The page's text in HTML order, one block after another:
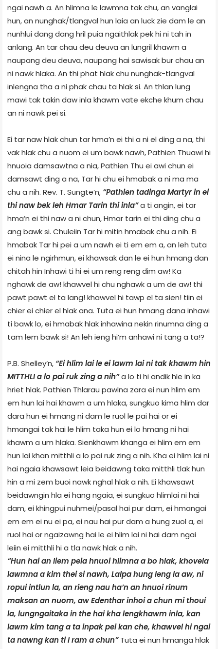
ngai nawh a. An hlimna le lawmna tak chu, an vanglai
hun, an nunghak/tlangval hun laia an luck zie dam le an
nunhlui dang dang hril puia ngaithlak pek hi ni tah in
anlang. An tar chau deu deuva an lungril khawm a
naupang deu deuva, naupang hai sawisak bur chau an
ni nawk hlaka. An thi phat hlak chu nunghak-tlangval
inlengna tha a ni phak chau ta hlak si. An thlan lung
mawi tak takin daw inla khawm vate ekche khum chau
an ni nawk pei si.
Ei tar naw hlak chun tar hma’n ei thi a ni el ding a na, thi
vak hlak chu a nuom ei um bawk nawh, Pathien Thuawi hi
hnuoia damsawtna a nia, Pathien Thu ei awi chun ei
damsawt ding a na, Tar hi chu ei hmabak a ni ma ma
chu a nih. Rev. T. Sungte’n, “Pathien tadinga Martyr in ei
thi naw bek leh Hmar Tarin thi inla”a ti angin, ei tar
hma’n ei thi naw a ni chun, Hmar tarin ei thi ding chu a
ang bawk si. Chuleiin Tar hi mitin hmabak chu a nih. Ei
hmabak Tar hi pei a um nawh ei ti em em a, an leh tuta
ei nina le ngirhmun, ei khawsak dan le ei hun hmang dan
chitah hin Inhawi ti hi ei um reng reng dim aw! Ka
nghawk de aw! khawvel hi chu nghawk a um de aw! thi
pawt pawt el ta lang! khawvel hi tawp el ta sien! tiin ei
chier ei chier el hlak ana. Tuta ei hun hmang dana inhawi
ti bawk lo, ei hmabak hlak inhawina nekin rinumna ding a
tam lem bawk si! An leh ieng hi’m anhawi ni tang a ta!?
P.B. Shelley’n, “Ei hlim lai le ei lawm lai ni tak khawm hin
MITTHLI a lo pai ruk zing a nih”a lo ti hi andik hle in ka
hriet hlak. Pathien Thlarau pawlna zara ei nun hlim em
em hun lai hai khawm a um hlaka, sungkuo kima hlim dar
dara hun ei hmang ni dam le ruol le pai hai or ei
hmangai tak hai le hlim taka hun ei lo hmang ni hai
khawm a um hlaka. Sienkhawm khanga ei hlim em em
hun lai khan mitthli a lo pai ruk zing a nih. Kha ei hlim lai ni
hai ngaia khawsawt leia beidawng taka mitthli tlak hun
hin a mi zem buoi nawk nghal hlak a nih. Ei khawsawt
beidawngin hla ei hang ngaia, ei sungkuo hlimlai ni hai
dam, ei khingpui nuhmei/pasal hai pur dam, ei hmangai
em em ei nu ei pa, ei nau hai pur dam a hung zuol a, ei
ruol hai or ngaizawng hai le ei hlim lai ni hai dam ngai
leiin ei mitthli hi a tla nawk hlak a nih.
“Hun hai an liem peia hnuoi hlimna a bo hlak, khovela
lawmna a kim thei si nawh, Lalpa hung leng la aw, ni
ropui intlun la, an rieng nau ha’n an hnuoi rinum
maksan an nuom, aw Edenthar inhoi a chun mi thoui
la, lungngaitaka in the hai kha lengkhawm inla, kan
lawm kim tang a ta inpak pei kan che, khawvel hi ngai
ta nawng kan ti I ram a chun”Tuta ei nun hmanga hlak